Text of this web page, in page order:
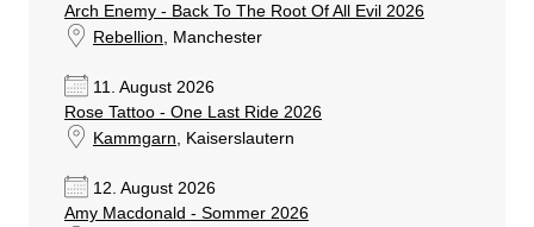
Arch Enemy - Back To The Root Of All Evil 2026
Rebellion , Manchester
11. August 2026
Rose Tattoo - One Last Ride 2026
Kammgarn , Kaiserslautern
12. August 2026
Amy Macdonald - Sommer 2026